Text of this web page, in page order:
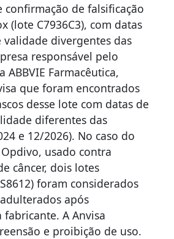
confirmação de falsificação
(lote C7936C3), com datas
validade divergentes das
responsável pelo
ABBVIE Farmacêutica,
que foram encontrados
desse lote com datas de
diferentes das
e 12/2026). No caso do
usado contra
câncer, dois lotes
foram considerados
após
A Anvisa
e proibição de uso.